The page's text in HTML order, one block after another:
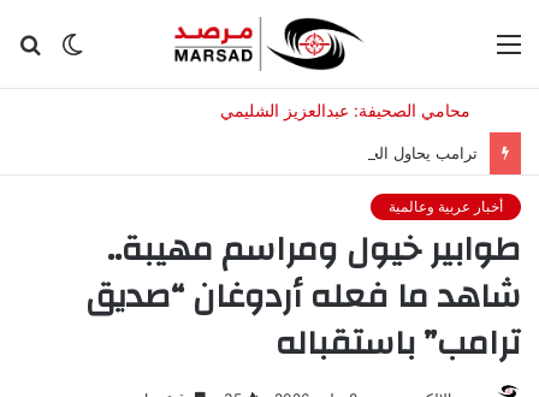
الوضع
ترامب يحاول الحد مجددًا من سياحة الولادة ومنح الجنسية بالولادة
أخبار عربية وعالمية
طوابير خيول ومراسم مهيبة..
شاهد ما فعله أردوغان “صديق
ترامب” باستقباله